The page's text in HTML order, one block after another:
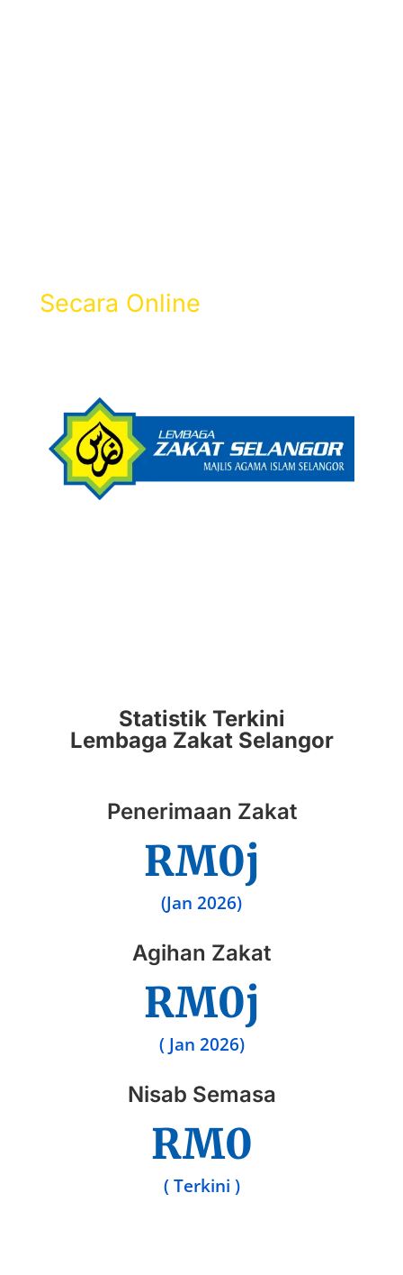
Secara Online
Statistik Terkini
Lembaga Zakat Selangor
Penerimaan Zakat
(Jan 2026)
RM0j
Agihan Zakat
( Jan 2026)
RM0j
Nisab Semasa
( Terkini )
RM0